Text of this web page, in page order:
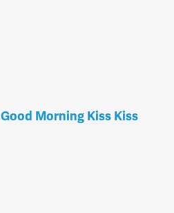
Good Morning Kiss Kiss